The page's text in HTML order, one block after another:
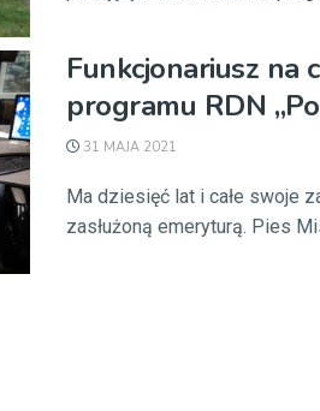
Funkcjonariusz na
programu RDN
31 MAJA 2021
Ma dziesięć lat i całe swoje
zasłużoną emeryturą. Pies